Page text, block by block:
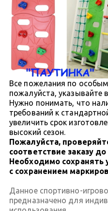
Все пожелания по
пожалуйста, указывайте
Нужно понимать, что
требований к
увеличить срок
высокий сезон.
Пожалуйста,
соответствие заказу
Необходимо сохранять
с сохранением
Данное спортивно-
предназначено для